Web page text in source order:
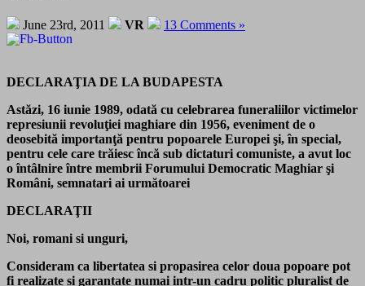
June 23rd, 2011 VR 13 Comments »
DECLARAŢIA DE LA BUDAPESTA
Astăzi, 16 iunie 1989, odată cu celebrarea funeraliilor victimelor
represiunii revoluţiei maghiare din 1956, eveniment de o
deosebită importanţă pentru popoarele Europei şi, în special,
pentru cele care trăiesc încă sub dictaturi comuniste, a avut loc
o întâlnire între membrii Forumului Democratic Maghiar şi
Români, semnatari ai următoarei
DECLARAŢII
Noi, romani si unguri,
Consideram ca libertatea si propasirea celor doua popoare pot
fi realizate si garantate numai intr-un cadru politic pluralist de